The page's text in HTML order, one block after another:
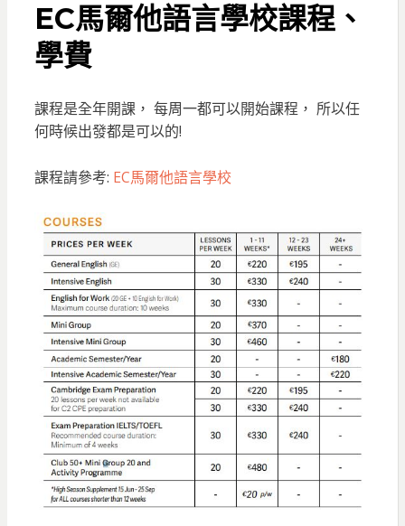
EC馬爾他語言學校課程、
學費
課程是全年開課， 每周一都可以開始課程， 所以任
何時候出發都是可以的!
課程請參考: EC馬爾他語言學校